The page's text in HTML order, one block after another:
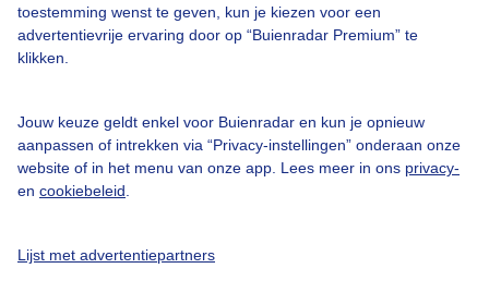
toestemming wenst te geven, kun je kiezen voor een
advertentievrije ervaring door op “Buienradar Premium” te
klikken.
Jouw keuze geldt enkel voor Buienradar en kun je opnieuw
aanpassen of intrekken via “Privacy-instellingen” onderaan onze
website of in het menu van onze app. Lees meer in ons privacy-
en cookiebeleid
Lijst met advertentiepartners
Gebruikersvoorwaarden
Adverteren
Privacy beleid
Cookie beleid